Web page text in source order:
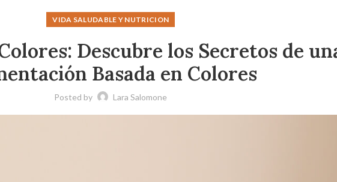
VIDA SALUDABLE Y NUTRICION
Descubre los Secretos de
Basada en Colores
Posted by Lara Salomone